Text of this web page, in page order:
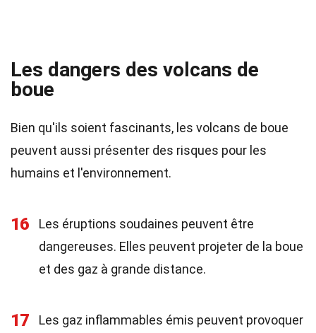
Les dangers des volcans de
boue
Bien qu'ils soient fascinants, les volcans de boue
peuvent aussi présenter des risques pour les
humains et l'environnement.
16
Les éruptions soudaines peuvent être
dangereuses. Elles peuvent projeter de la boue
et des gaz à grande distance.
17
Les gaz inflammables émis peuvent provoquer